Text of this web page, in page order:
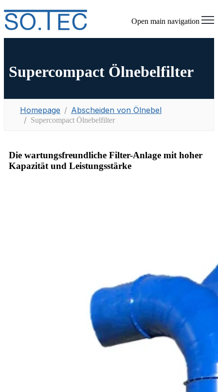
Open main navigation
Supercompact Ölnebelfilter
Homepage Abscheiden von Ölnebel
Supercompact Ölnebelfilter
Die wartungsfreundliche Filter-Anlage mit hoher
Kapazität und Leistungsstärke